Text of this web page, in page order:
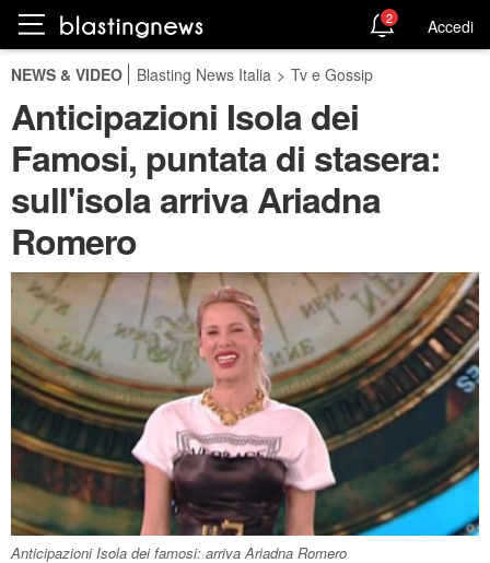
2 Accedi
NEWS & VIDEO Blasting News Italia > Tv e Gossip
Anticipazioni Isola dei
Famosi, puntata di stasera:
sull'isola arriva Ariadna
Romero
Anticipazioni Isola dei famosi: arriva Ariadna Romero